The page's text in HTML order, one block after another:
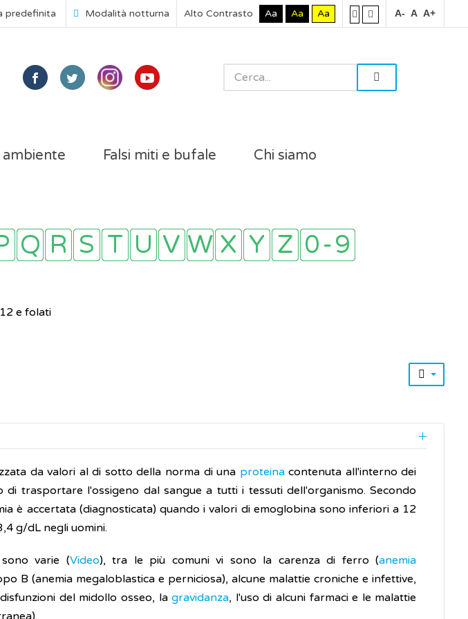
predefinita Modalità notturna Alto Contrasto Aa Aa Aa A- A A+
ambiente Falsi miti e bufale Chi siamo
e folati
da valori al di sotto della norma di una proteinacontenuta all'interno dei
trasportare l'ossigeno dal sangue a tutti i tessuti dell'organismo. Secondo
è accertata (diagnosticata) quando i valori di emoglobina sono inferiori a 12
g/dL negli uomini.
varie (Video), tra le più comuni vi sono la carenza di ferro (anemia
B (anemia megaloblastica e perniciosa), alcune malattie croniche e infettive,
del midollo osseo, lagravidanza, l'uso di alcuni farmaci e le malattie